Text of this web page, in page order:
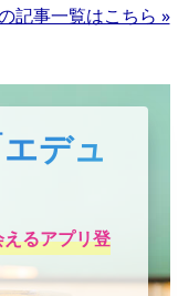
記事一覧はこちら »
デュ
るアプリ登